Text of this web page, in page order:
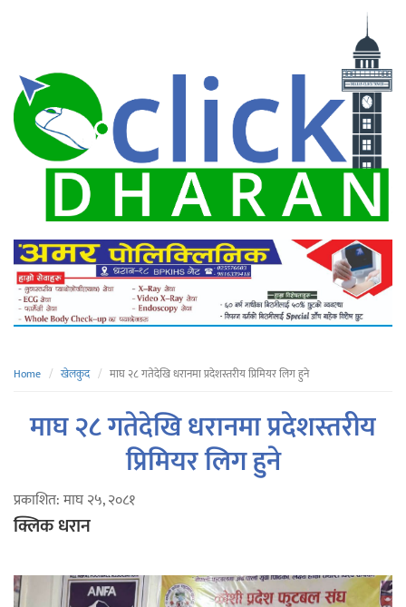
Home खेलकुद माघ २८ गतेदेखि धरानमा प्रदेशस्तरीय प्रिमियर लिग हुने
माघ २८ गतेदेखि धरानमा प्रदेशस्तरीय
प्रिमियर लिग हुने
प्रकाशित: माघ २५, २०८१
क्लिक धरान